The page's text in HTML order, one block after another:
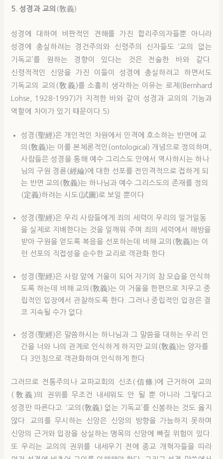
5. 성경과 교의 (敎義)
성경에 대하여 비판적인 견해를 가진 합리주의자들뿐 아니라
성경에 충실하려는 경건주의와 신령주의 신자들도 ‘교의 없는
기독교’를 원하는 경향이 있다는 것은 전술한 바와 같다.
신령적적인 신앙을 가진 이들이 성경에 충실하려고 하면서도
기독교의 교의(敎義)를 소홀히 생각하는 이유는 로제(Bernhard
Lohse, 1928-1997)가 지적한 바와 같이 성경과 교의의 기능과
역할에 차이가 있기 때문이다.5)
성경(聖經)은 개인적인 차원에서 인격에 호소하는 반면에 교
의(敎義)는 이를 본체론적인(ontological) 개념으로 정의하며,
사람들은 성경을 통해 예수 그리스도 안에서 역사하시는 하나
님의 구원 경륜(經綸)에 대한 선포를 전인격적으로 접하게 되
는 반면 교의(敎義)는 하나님과 예수 그리스도의 존재를 정의
(定義)하려는 시도(試圖)로 보일 뿐이다.
성경(聖經)은 우리 사람들에게 죄의 세력이 우리의 일거일동
을 실제로 지배한다는 것을 일깨워 주며 죄의 세력에서 해방을
받아 구원을 얻도록 복음을 선포하는데 비해 교의(敎義)는 이
런 선포의 직접성을 순수한 교리로 객관화 한다.
성경(聖經)은 사람 앞에 거울이 되어 자기의 참 모습을 인식하
도록 하는데 비해 교의(敎義)는 이 거울을 한편으로 치우고 중
립적인 입장에서 관찰하도록 한다. 그러나 중립적인 입장은 결
코 지속될 수가 없다.
성경(聖經)은 말씀하시는 하나님과 그 말씀을 대하는 우리 인
간을 너와 나의 관계로 인식하게 하지만 교의(敎義)는 양자를
다 3인칭으로 객관화하여 인식하게 한다.
그러므로 전통주의나 교파교회의 신조(信條)에 근거하여 교의
(敎義)의 권위를 무조건 내세워도 안 될 뿐 아니라 그렇다고
성경만 따른다고 ‘교의(敎義) 없는 기독교’를 신봉하는 것도 옳지
않다. 교의를 무시하는 신앙은 신앙의 방향을 가늠하지 못하며
신앙의 근거와 입장을 상실하는 맹목의 신앙에 빠질 위험이 있다.
또 우리는 교의의 권위를 내세우기 전에 종교 개혁자들을 따라